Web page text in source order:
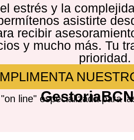
estrés y la
asistirte
recibir
y mucho más. Tu
prioridad.
line" especializada para